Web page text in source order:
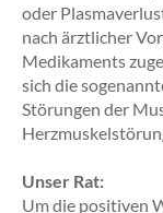
oder
nach ärztlicher
Medikaments
sich die
Störungen der
Unser Rat:
Um die positiven